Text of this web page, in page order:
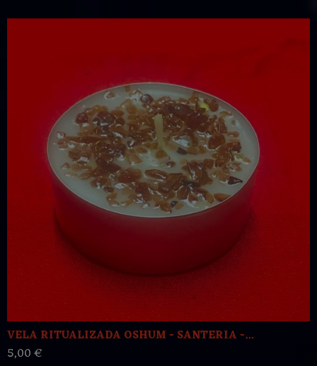
VELA RITUALIZADA OSHUM - SANTERIA -...
5,00 €